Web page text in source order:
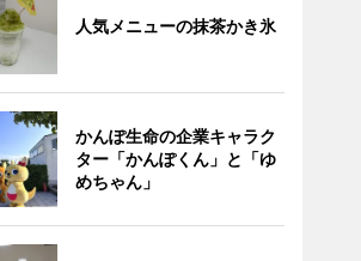
人気メニューの抹茶かき氷
かんぽ生命の企業キャラク
ター「かんぽくん」と「ゆ
めちゃん」